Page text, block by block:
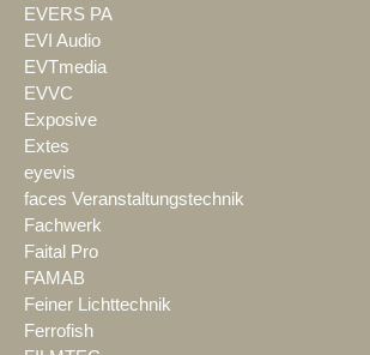
EVERS PA
EVI Audio
EVTmedia
EVVC
Exposive
Extes
eyevis
faces Veranstaltungstechnik
Fachwerk
Faital Pro
FAMAB
Feiner Lichttechnik
Ferrofish